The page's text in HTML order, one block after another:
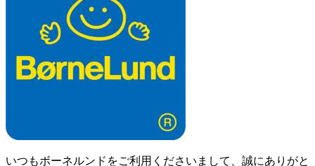
いつもボーネルンドをご利用くださいまして、誠にありがと